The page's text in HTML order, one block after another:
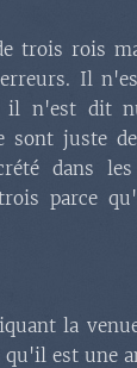
trois rois
Il
il n'est dit
sont juste
dans
parce
la
est une